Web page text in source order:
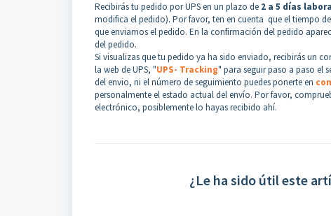
Recibirás tu pedido por UPS en un plazo de 2 a 5 días
modifica el pedido). Por favor, ten en cuenta que el tiempo
que enviamos el pedido. En la confirmación del pedido
del pedido.
Si visualizas que tu pedido ya ha sido enviado, recibirás un
la web de UPS, "UPS- Tracking" para seguir paso a paso el
del envio, ni el número de seguimiento puedes ponerte en
personalmente el estado actual del envío. Por favor,
electrónico, posiblemente lo hayas recibido ahí.
¿Le ha sido útil este